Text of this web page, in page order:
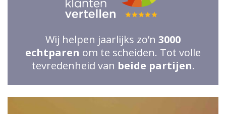
Totale
waardering:
5
van
Wij helpen jaarlijks zo’n 3000
echtparen om te scheiden. Tot volle
tevredenheid van beide partijen.